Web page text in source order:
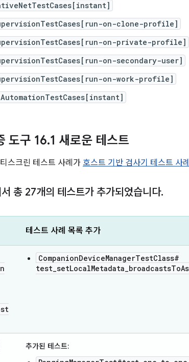
on-clone-profile]
on-private-profile]
on-secondary-user]
on-work-profile]
도구 16.1 새로운 테스트
스크린 테스트 사례가 호스트 기반 검사기 테스트 사례
총 27개의 테스트가 추가되었습니다.
테스트 사례 목록 추가
CompanionDeviceManagerTestClass#
추가된 테스트: